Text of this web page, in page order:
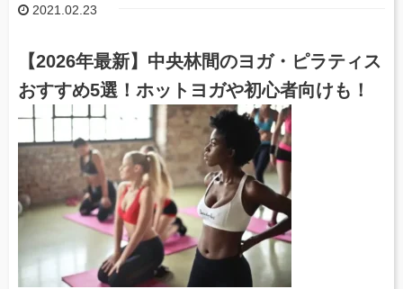
2021.02.23
【2026年最新】中央林間のヨガ・ピラティス
おすすめ5選！ホットヨガや初心者向けも！